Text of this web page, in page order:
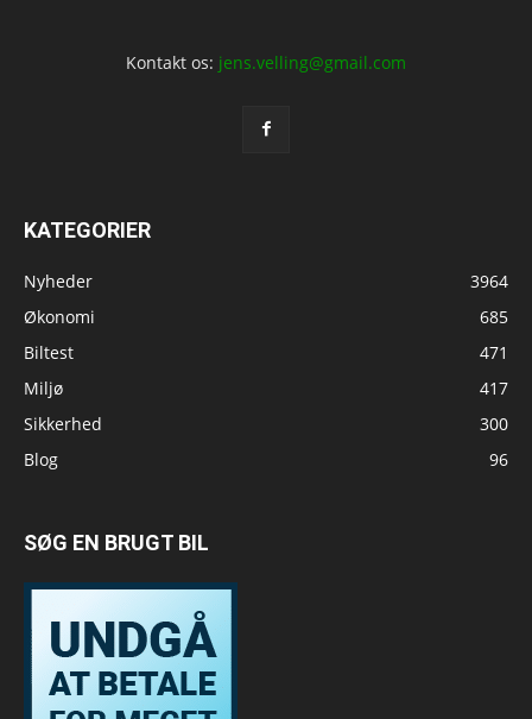
Kontakt os: jens.velling@gmail.com
KATEGORIER
Nyheder
3964
Økonomi
685
Biltest
471
Miljø
417
Sikkerhed
300
Blog
96
SØG EN BRUGT BIL